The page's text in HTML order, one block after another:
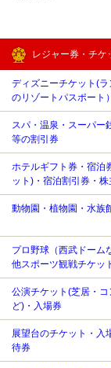
レジャー券・チケ
ディズニーチケット(ラ
のリゾートパスポート）
スパ・温泉・スーパー
等の割引券
ホテルギフト券・宿泊
ット)・宿泊割引券・
動物園・植物園・水族
プロ野球（西武ドーム
他スポーツ観戦チケッ
公演チケット(芝居・コ
ど)・入場券
展望台のチケット・入
待券